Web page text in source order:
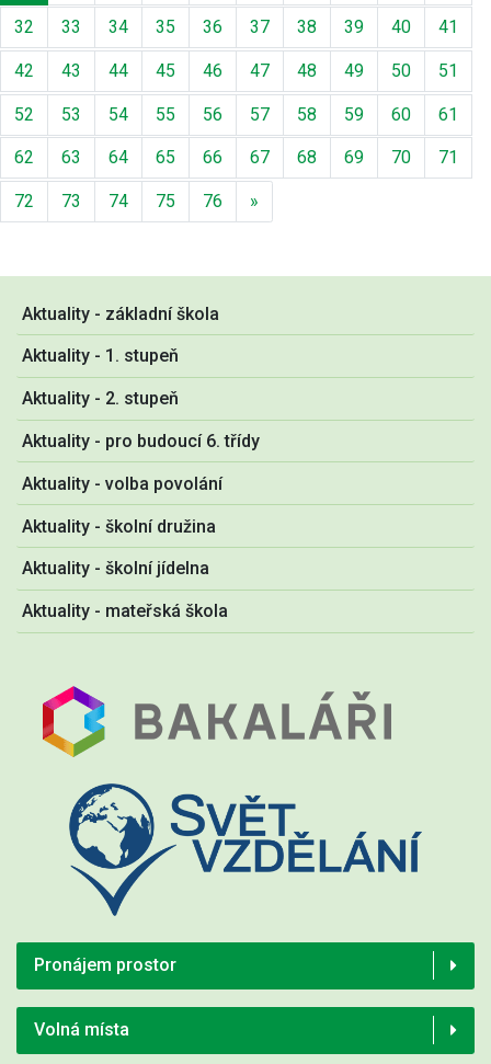
Aktuality - základní škola
Aktuality - 1. stupeň
Aktuality - 2. stupeň
Aktuality - pro budoucí 6. třídy
Aktuality - volba povolání
Aktuality - školní družina
Aktuality - školní jídelna
Aktuality - mateřská škola
Pronájem prostor
Volná místa
32 33 34 35 36 37 38 39 40 41
42 43 44 45 46 47 48 49 50 51
52 53 54 55 56 57 58 59 60 61
62 63 64 65 66 67 68 69 70 71
72 73 74 75 76 »